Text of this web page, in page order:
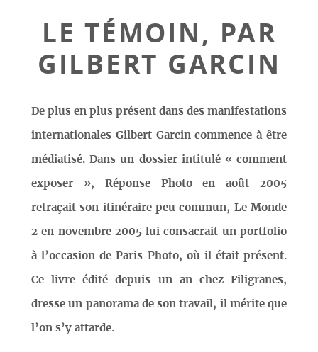
LE TÉMOIN, PAR
GILBERT GARCIN
De plus en plus présent dans des manifestations
internationales Gilbert Garcin commence à être
médiatisé. Dans un dossier intitulé « comment
exposer », Réponse Photo en août 2005
retraçait son itinéraire peu commun, Le Monde
2 en novembre 2005 lui consacrait un portfolio
à l’occasion de Paris Photo, où il était présent.
Ce livre édité depuis un an chez Filigranes,
dresse un panorama de son travail, il mérite que
l’on s’y attarde.